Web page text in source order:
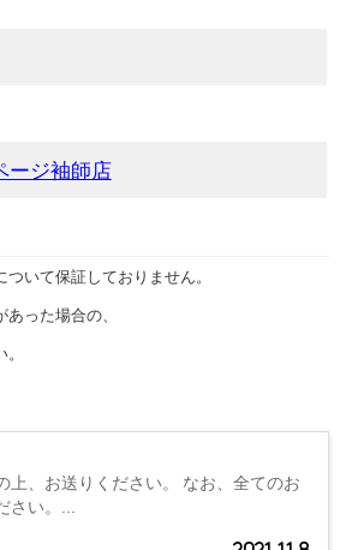
ージ袖師店
いて保証しておりません。
った場合の、
上、お送りください。 なお、全てのお
さい。...